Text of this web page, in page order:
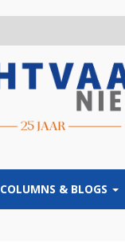
COLUMNS & BLOGS